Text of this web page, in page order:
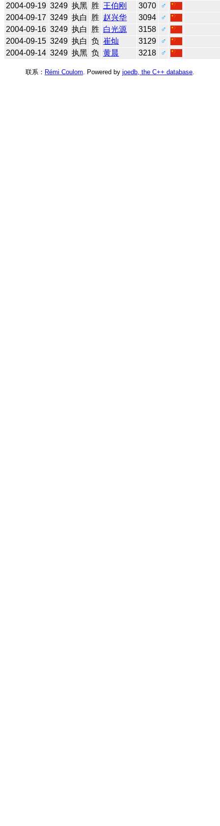
2004-09-19 3249 执黑 胜 王伯刚 3070
♂
2004-09-17 3249 执白 胜 赵兴华 3094
♂
2004-09-16 3249 执白 胜 白光源 3158
♂
2004-09-15 3249 执白 负 崔灿 3129
♂
2004-09-14 3249 执黑 负 黄晨 3218 ♂
联系： Rémi Coulom . Powered by joedb, the C++ database